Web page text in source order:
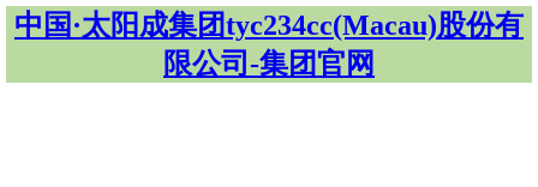
中国·太阳成集团tyc234cc(Macau)股份有
限公司-集团官网